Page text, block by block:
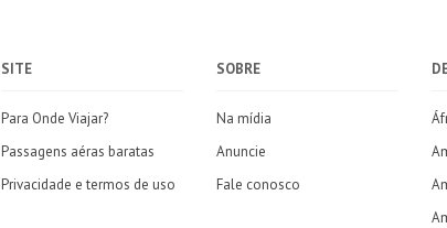
SITE
Para Onde Viajar?
Passagens aéras baratas
Privacidade e termos de uso
SOBRE
Na mídia
Anuncie
Fale conosco